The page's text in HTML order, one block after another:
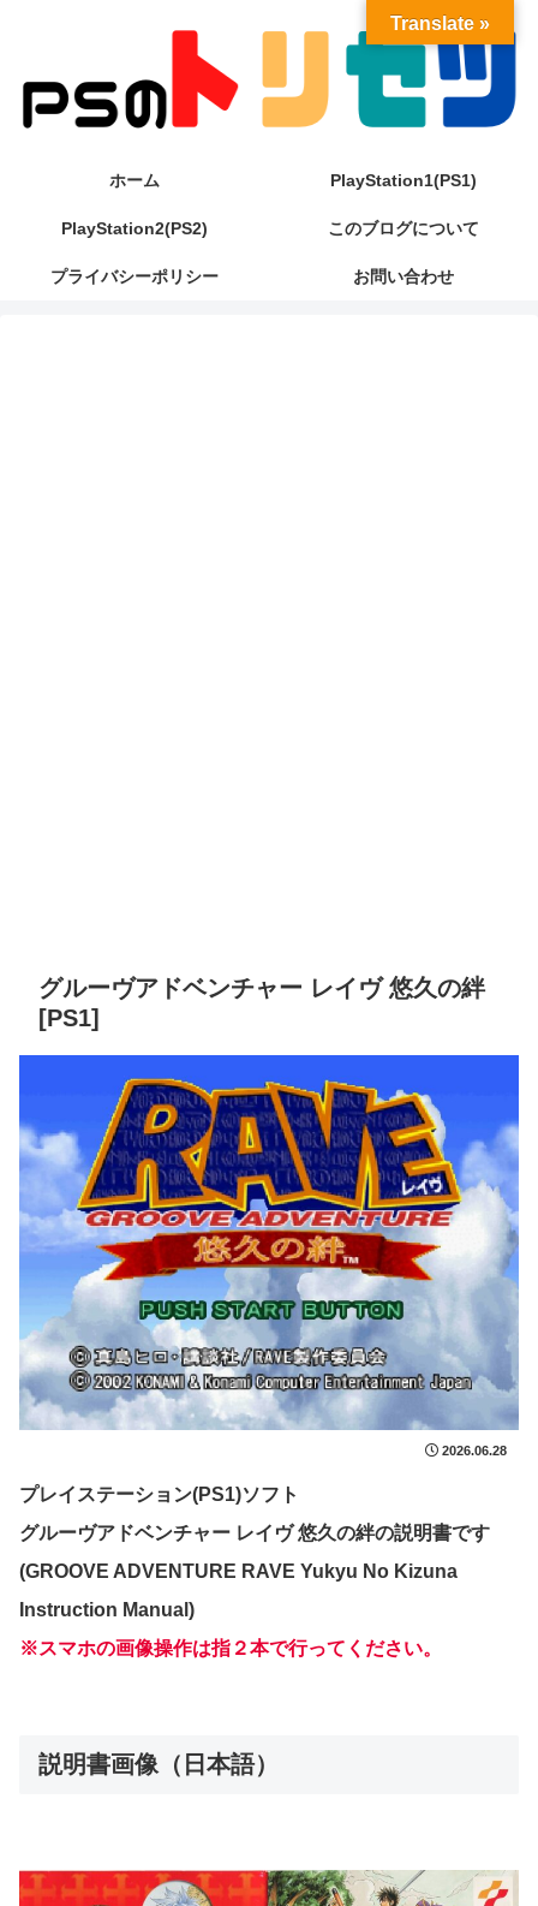
ホーム PlayStation1(PS1)
PlayStation2(PS2) このブログについて
プライバシーポリシー お問い合わせ
グルーヴアドベンチャー レイヴ 悠久の絆
[PS1]
2026.06.28
プレイステーション(PS1)ソフト
グルーヴアドベンチャー レイヴ 悠久の絆の説明書です
(GROOVE ADVENTURE RAVE Yukyu No Kizuna
Instruction Manual)
※スマホの画像操作は指２本で行ってください。
説明書画像（日本語）
Translate »